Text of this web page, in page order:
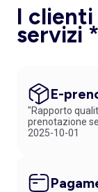
I
servizi *
E-
"Rapporto
prenotazione
2025-10-01